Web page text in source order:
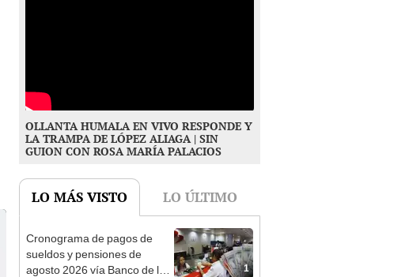
OLLANTA HUMALA EN VIVO RESPONDE Y
LA TRAMPA DE LÓPEZ ALIAGA | SIN
GUION CON ROSA MARÍA PALACIOS
LO MÁS VISTO LO ÚLTIMO
1
Cronograma de pagos de
sueldos y pensiones de
agosto 2026 vía Banco de la